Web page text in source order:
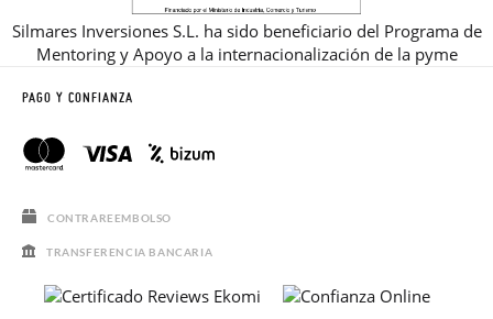
Silmares Inversiones S.L. ha sido beneficiario del Programa de
Mentoring y Apoyo a la internacionalización de la pyme
PAGO Y CONFIANZA
CONTRAREEMBOLSO
TRANSFERENCIA BANCARIA